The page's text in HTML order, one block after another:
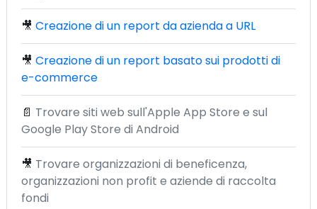
🎥 Creazione di un report da azienda a URL
🎥 Creazione di un report basato sui prodotti di
e-commerce
📄 Trovare siti web sull'Apple App Store e sul
Google Play Store di Android
🎥 Trovare organizzazioni di beneficenza,
organizzazioni non profit e aziende di raccolta
fondi